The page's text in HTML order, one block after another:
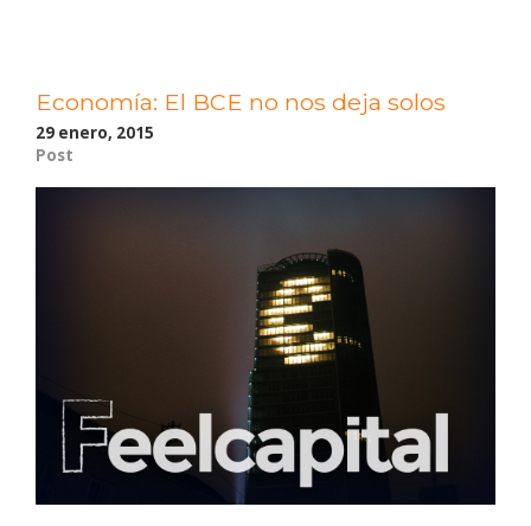
Economía: El BCE no nos deja solos
29 enero, 2015
Post